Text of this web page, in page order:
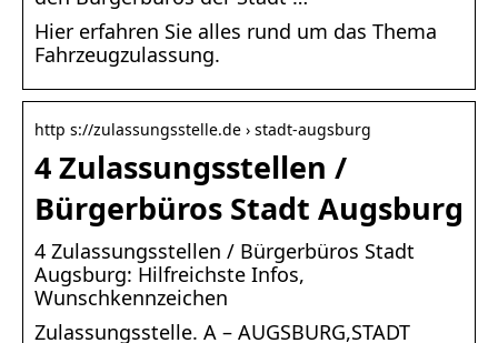
Hier erfahren Sie alles rund um das Thema
Fahrzeugzulassung.
http s://zulassungsstelle.de › stadt-augsburg
4 Zulassungsstellen /
Bürgerbüros Stadt Augsburg
4 Zulassungsstellen / Bürgerbüros Stadt
Augsburg: Hilfreichste Infos,
Wunschkennzeichen
Zulassungsstelle. A – AUGSBURG,STADT